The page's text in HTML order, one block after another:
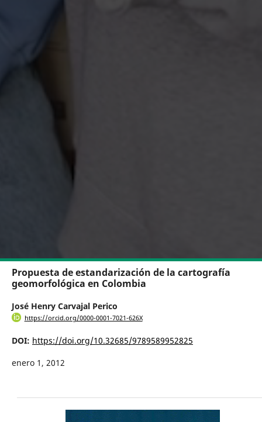
Propuesta de estandarización de la cartografía
geomorfológica en Colombia
José Henry Carvajal Perico
https://orcid.org/0000-0001-7021-626X
DOI: https://doi.org/10.32685/9789589952825
enero 1, 2012